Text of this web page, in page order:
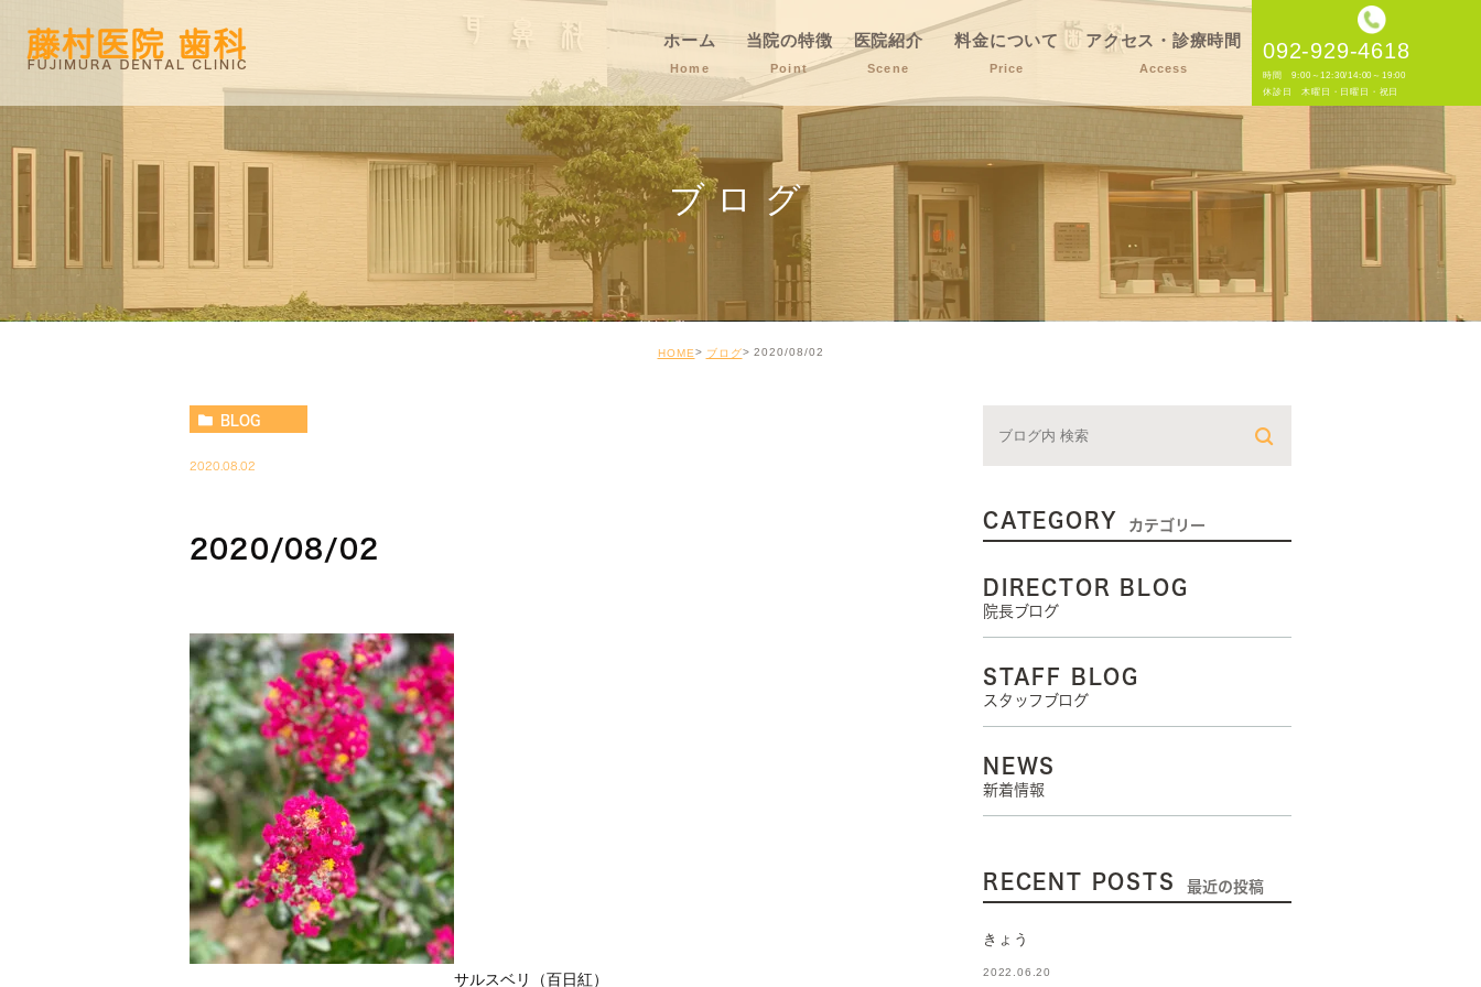
092-929-4618
時間 9:00～12:30/14:00～19:00
休診日 木曜日・日曜日・祝日
ホーム
Home
当院の特徴
Point
医院紹介
Scene
料金について
Price
アクセス・診療時間
Access
ブログ
HOME ブログ 2020/08/02
BLOG
2020.08.02
2020/08/02
サルスベリ（百日紅）
CATEGORY カテゴリー
DIRECTOR BLOG
院長ブログ
STAFF BLOG
スタッフブログ
NEWS
新着情報
RECENT POSTS 最近の投稿
きょう
2022.06.20